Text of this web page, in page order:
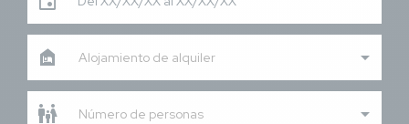
Alojamiento de alquiler
Número de personas